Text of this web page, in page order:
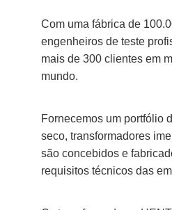
Com uma fábrica de
engenheiros de teste
mais de 300 clientes em
mundo.
Fornecemos um portfólio
seco, transformadores
são concebidos e
requisitos técnicos das